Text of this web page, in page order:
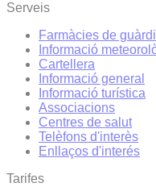
Serveis
Farmàcies de
Informació
Cartellera
Informació general
Informació turística
Associacions
Centres de salut
Telèfons d'interès
Enllaços d'interés
Tarifes